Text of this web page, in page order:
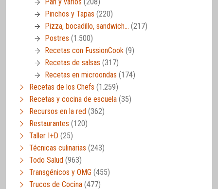
Pan y varios (208)
Pinchos y Tapas (220)
Pizza, bocadillo, sandwich… (217)
Postres (1.500)
Recetas con FussionCook (9)
Recetas de salsas (317)
Recetas en microondas (174)
Recetas de los Chefs (1.259)
Recetas y cocina de escuela (35)
Recursos en la red (362)
Restaurantes (120)
Taller I+D (25)
Técnicas culinarias (243)
Todo Salud (963)
Transgénicos y OMG (455)
Trucos de Cocina (477)